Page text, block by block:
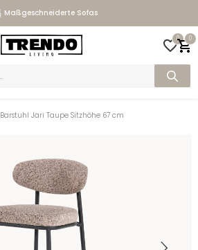
Maßgeschneiderte Sofas
0 0
Barstuhl Jari Taupe Sitzhöhe 67 cm